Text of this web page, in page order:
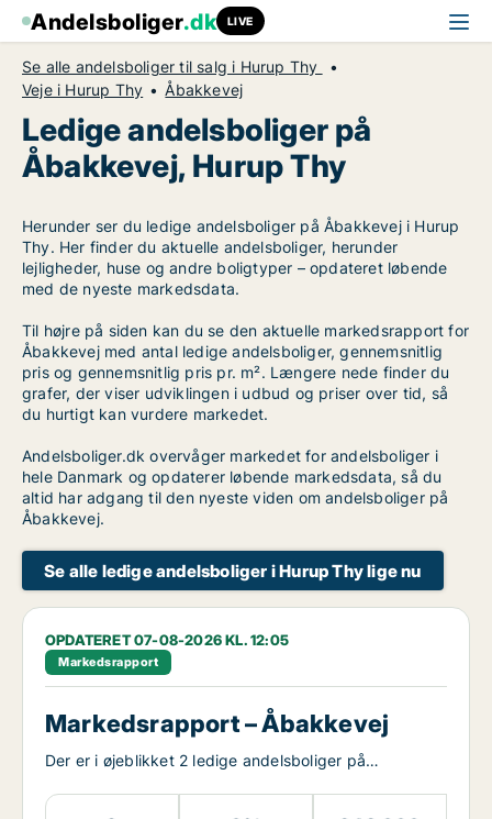
Andelsboliger.dk LIVE
Se alle andelsboliger til salg i Hurup Thy
Veje i Hurup Thy
Åbakkevej
Ledige andelsboliger på
Åbakkevej, Hurup Thy
Herunder ser du ledige andelsboliger på Åbakkevej i Hurup
Thy. Her finder du aktuelle andelsboliger, herunder
lejligheder, huse og andre boligtyper – opdateret løbende
med de nyeste markedsdata.
Til højre på siden kan du se den aktuelle markedsrapport for
Åbakkevej med antal ledige andelsboliger, gennemsnitlig
pris og gennemsnitlig pris pr. m². Længere nede finder du
grafer, der viser udviklingen i udbud og priser over tid, så
du hurtigt kan vurdere markedet.
Andelsboliger.dk overvåger markedet for andelsboliger i
hele Danmark og opdaterer løbende markedsdata, så du
altid har adgang til den nyeste viden om andelsboliger på
Åbakkevej.
Se alle ledige andelsboliger i Hurup Thy lige nu
OPDATERET 07-08-2026 KL. 12:05
Markedsrapport
Markedsrapport – Åbakkevej
Der er i øjeblikket 2 ledige andelsboliger på